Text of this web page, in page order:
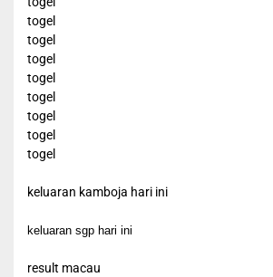
togel
togel
togel
togel
togel
togel
togel
togel
keluaran kamboja hari ini
keluaran sgp hari ini
result macau